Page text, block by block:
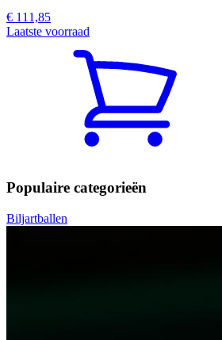
€ 111,85
Laatste voorraad
Populaire categorieën
Biljartballen